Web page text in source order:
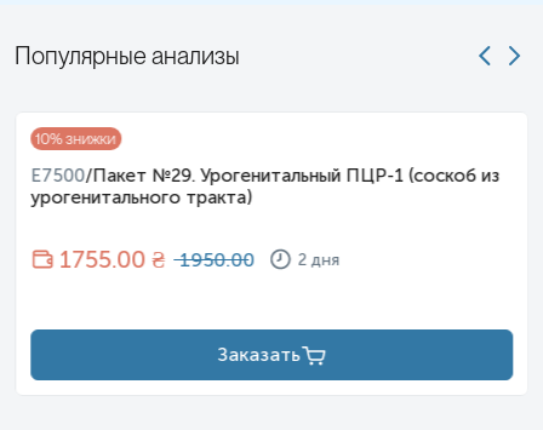
Популярные анализы
10% знижки
E7500/Пакет №29. Урогенитальный ПЦР-1 (соскоб из
урогенитального тракта)
1755.00 ₴ 1950.00 2 дня
Заказать